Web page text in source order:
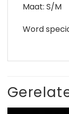
Maat: S/M
Word